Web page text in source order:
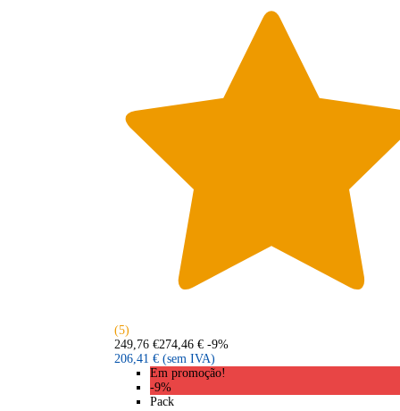
(5)
249,76 €274,46 € -9%
206,41 € (sem IVA)
Em promoção!
-9%
Pack